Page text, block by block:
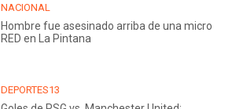
NACIONAL
Hombre fue asesinado arriba de una micro
RED en La Pintana
DEPORTES13